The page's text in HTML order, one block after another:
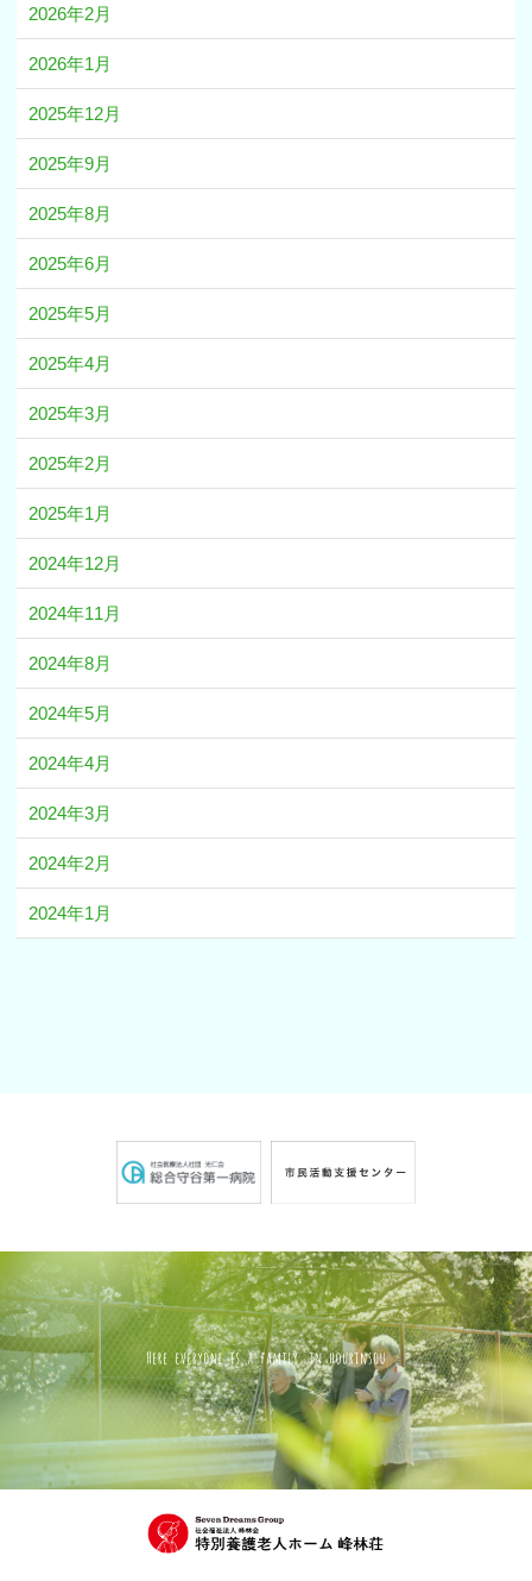
2026年2月
2026年1月
2025年12月
2025年9月
2025年8月
2025年6月
2025年5月
2025年4月
2025年3月
2025年2月
2025年1月
2024年12月
2024年11月
2024年8月
2024年5月
2024年4月
2024年3月
2024年2月
2024年1月